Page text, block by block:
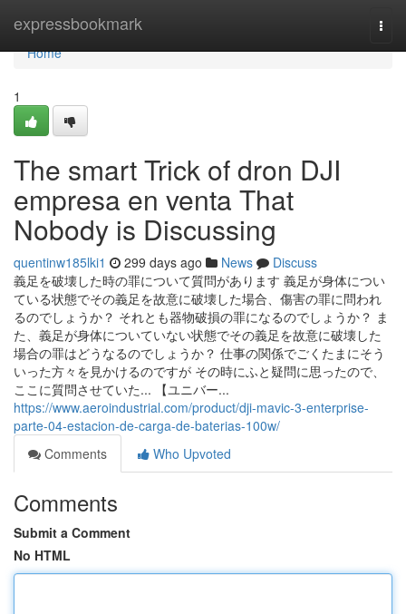
expressbookmark
Home
Home
1
The smart Trick of dron DJI
empresa en venta That
Nobody is Discussing
quentinw185lki1 299 days ago News
Discuss
義足を破壊した時の罪について質問があります 義足が身体につい
ている状態でその義足を故意に破壊した場合、傷害の罪に問われ
るのでしょうか？ それとも器物破損の罪になるのでしょうか？ ま
た、義足が身体についていない状態でその義足を故意に破壊した
場合の罪はどうなるのでしょうか？ 仕事の関係でごくたまにそう
いった方々を見かけるのですが その時にふと疑問に思ったので、
ここに質問させていた... 【ユニバー...
https://www.aeroindustrial.com/product/dji-mavic-3-enterprise-
parte-04-estacion-de-carga-de-baterias-100w/
Comments
Who Upvoted
Comments
Submit a Comment
No HTML